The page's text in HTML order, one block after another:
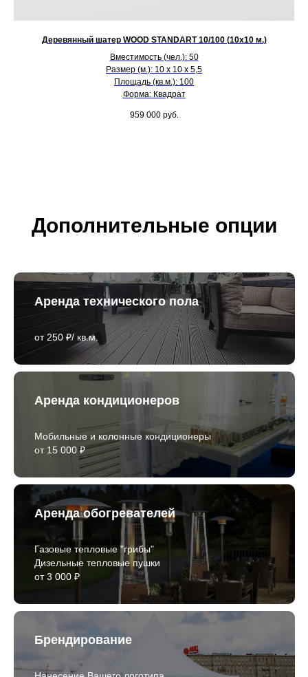
Деревянный шатер WOOD STANDART 10/100 (10х10 м.)
Вместимость (чел.): 50
Размер (м.): 10 х 10 х 5,5
Площадь (кв.м.): 100
Форма: Квадрат
959 000 руб.
Дополнительные опции
Аренда технического пола
от 250 ₽/ кв.м.
Аренда кондиционеров
Мобильные и колонные кондиционеры
от 15 000 ₽
Аренда обогревателей
Газовые тепловые "грибы"
Дизельные тепловые пушки
от 3 000 ₽
Брендирование